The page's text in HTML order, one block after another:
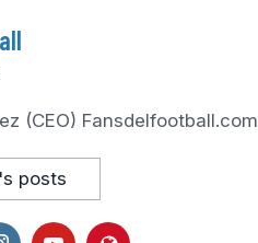
(CEO) Fansdelfootball.com
posts